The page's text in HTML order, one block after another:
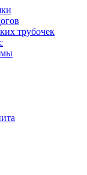
трубочек